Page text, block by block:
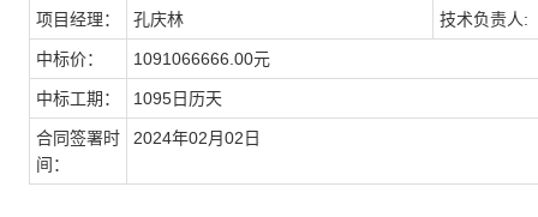
项目经理： 孔庆林 技术负责人:
中标价： 1091066666.00元
中标工期 ： 1095日历天
合同签署时
间 ：
2024年02月02日